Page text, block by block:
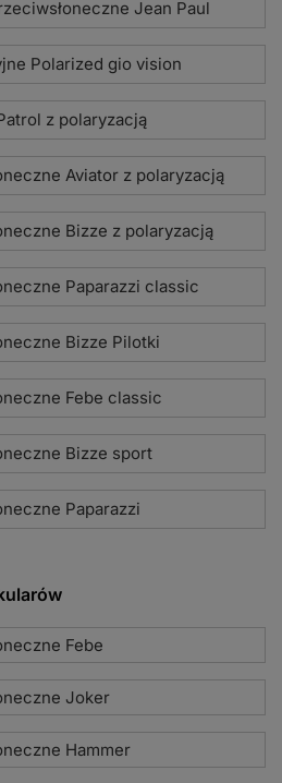
Jean Paul
Polarized gio vision
z polaryzacją
Aviator z polaryzacją
Bizze z polaryzacją
Paparazzi classic
Bizze Pilotki
Febe classic
Bizze sport
Paparazzi
Febe
Joker
Hammer